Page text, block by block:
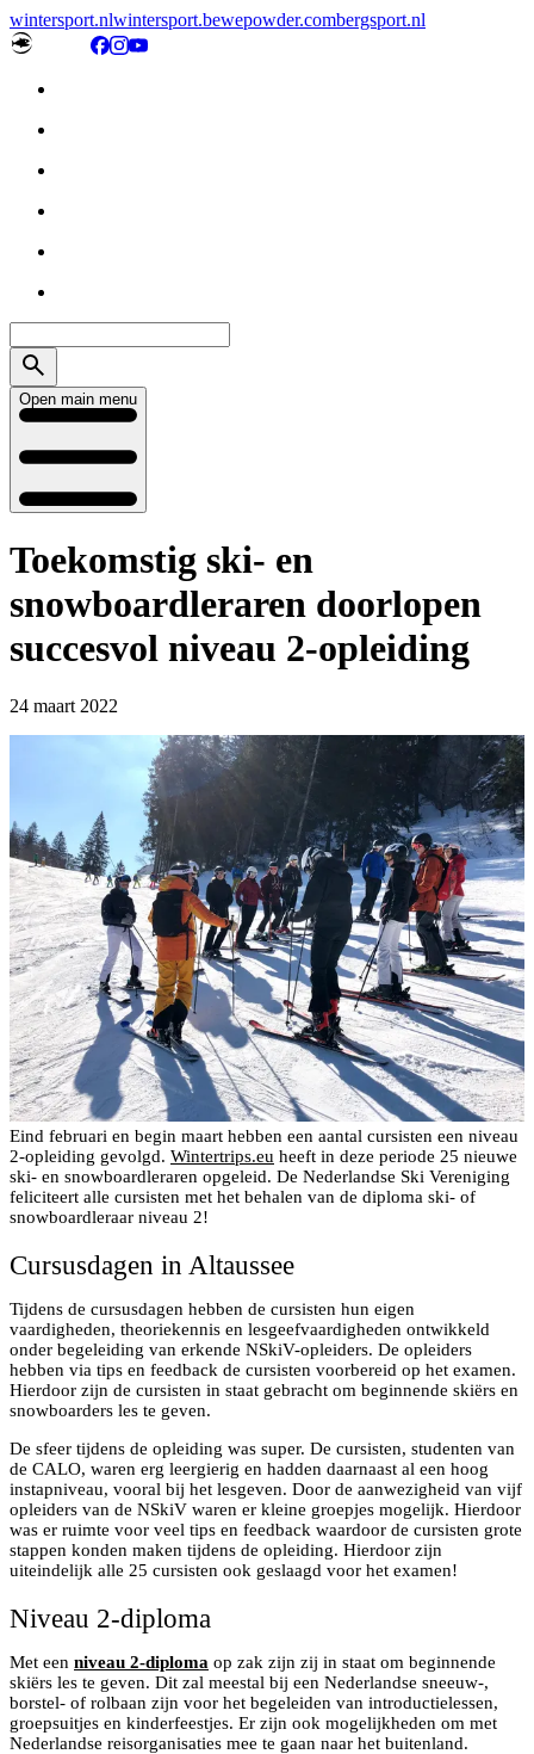
wintersport.nlwintersport.bewepowder.combergsport.nl
Open main menu
Toekomstig ski- en
snowboardleraren doorlopen
succesvol niveau 2-opleiding
24 maart 2022
Eind februari en begin maart hebben een aantal cursisten een niveau
2-opleiding gevolgd. Wintertrips.eu heeft in deze periode 25 nieuwe
ski- en snowboardleraren opgeleid. De Nederlandse Ski Vereniging
feliciteert alle cursisten met het behalen van de diploma ski- of
snowboardleraar niveau 2!
Cursusdagen in Altaussee
Tijdens de cursusdagen hebben de cursisten hun eigen
vaardigheden, theoriekennis en lesgeefvaardigheden ontwikkeld
onder begeleiding van erkende NSkiV-opleiders. De opleiders
hebben via tips en feedback de cursisten voorbereid op het examen.
Hierdoor zijn de cursisten in staat gebracht om beginnende skiërs en
snowboarders les te geven.
De sfeer tijdens de opleiding was super. De cursisten, studenten van
de CALO, waren erg leergierig en hadden daarnaast al een hoog
instapniveau, vooral bij het lesgeven. Door de aanwezigheid van vijf
opleiders van de NSkiV waren er kleine groepjes mogelijk. Hierdoor
was er ruimte voor veel tips en feedback waardoor de cursisten grote
stappen konden maken tijdens de opleiding. Hierdoor zijn
uiteindelijk alle 25 cursisten ook geslaagd voor het examen!
Niveau 2-diploma
Met een niveau 2-diploma op zak zijn zij in staat om beginnende
skiërs les te geven. Dit zal meestal bij een Nederlandse sneeuw-,
borstel- of rolbaan zijn voor het begeleiden van introductielessen,
groepsuitjes en kinderfeestjes. Er zijn ook mogelijkheden om met
Nederlandse reisorganisaties mee te gaan naar het buitenland.